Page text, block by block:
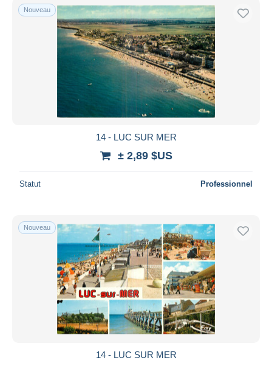
Nouveau
14 - LUC SUR MER
± 2,89 $US
Statut Professionnel
Nouveau
14 - LUC SUR MER